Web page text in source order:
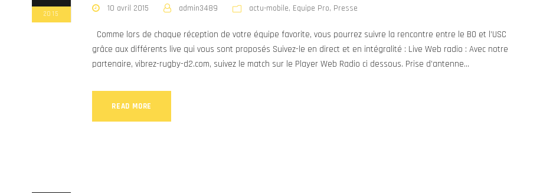
2015
10 avril 2015 admin3489 actu-mobile, Equipe Pro, Presse
Comme lors de chaque réception de votre équipe favorite, vous pourrez suivre la rencontre entre le BO et l’USC
grâce aux différents live qui vous sont proposés Suivez-le en direct et en intégralité : Live Web radio : Avec notre
partenaire, vibrez-rugby-d2.com, suivez le match sur le Player Web Radio ci dessous. Prise d’antenne...
READ MORE